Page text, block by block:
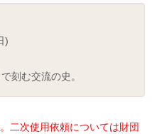
)
刻む交流の史。
二次使用依頼については財団